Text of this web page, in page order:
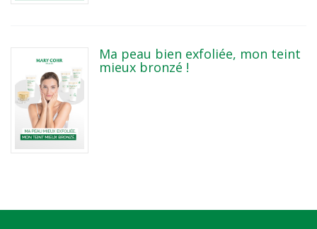
Ma peau bien exfoliée, mon teint
mieux bronzé !